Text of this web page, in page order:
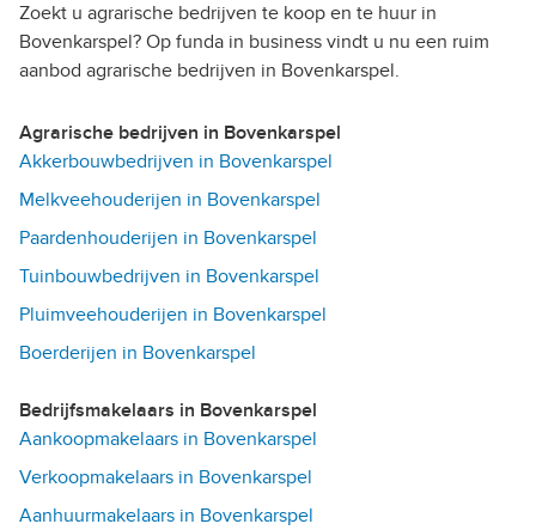
Zoekt u agrarische bedrijven te koop en te huur in
Bovenkarspel? Op funda in business vindt u nu een ruim
aanbod agrarische bedrijven in Bovenkarspel.
Agrarische bedrijven in Bovenkarspel
Akkerbouwbedrijven in Bovenkarspel
Melkveehouderijen in Bovenkarspel
Paardenhouderijen in Bovenkarspel
Tuinbouwbedrijven in Bovenkarspel
Pluimveehouderijen in Bovenkarspel
Boerderijen in Bovenkarspel
Bedrijfsmakelaars in Bovenkarspel
Aankoopmakelaars in Bovenkarspel
Verkoopmakelaars in Bovenkarspel
Aanhuurmakelaars in Bovenkarspel